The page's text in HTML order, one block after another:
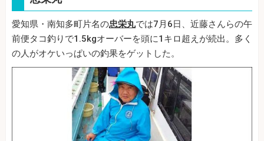
愛知県・南知多町片名の忠栄丸では7月6日、近藤さんらの午
前便タコ釣りで1.5kgオーバーを頭に1キロ超えが続出。多く
の人がオケいっぱいの釣果をゲットした。